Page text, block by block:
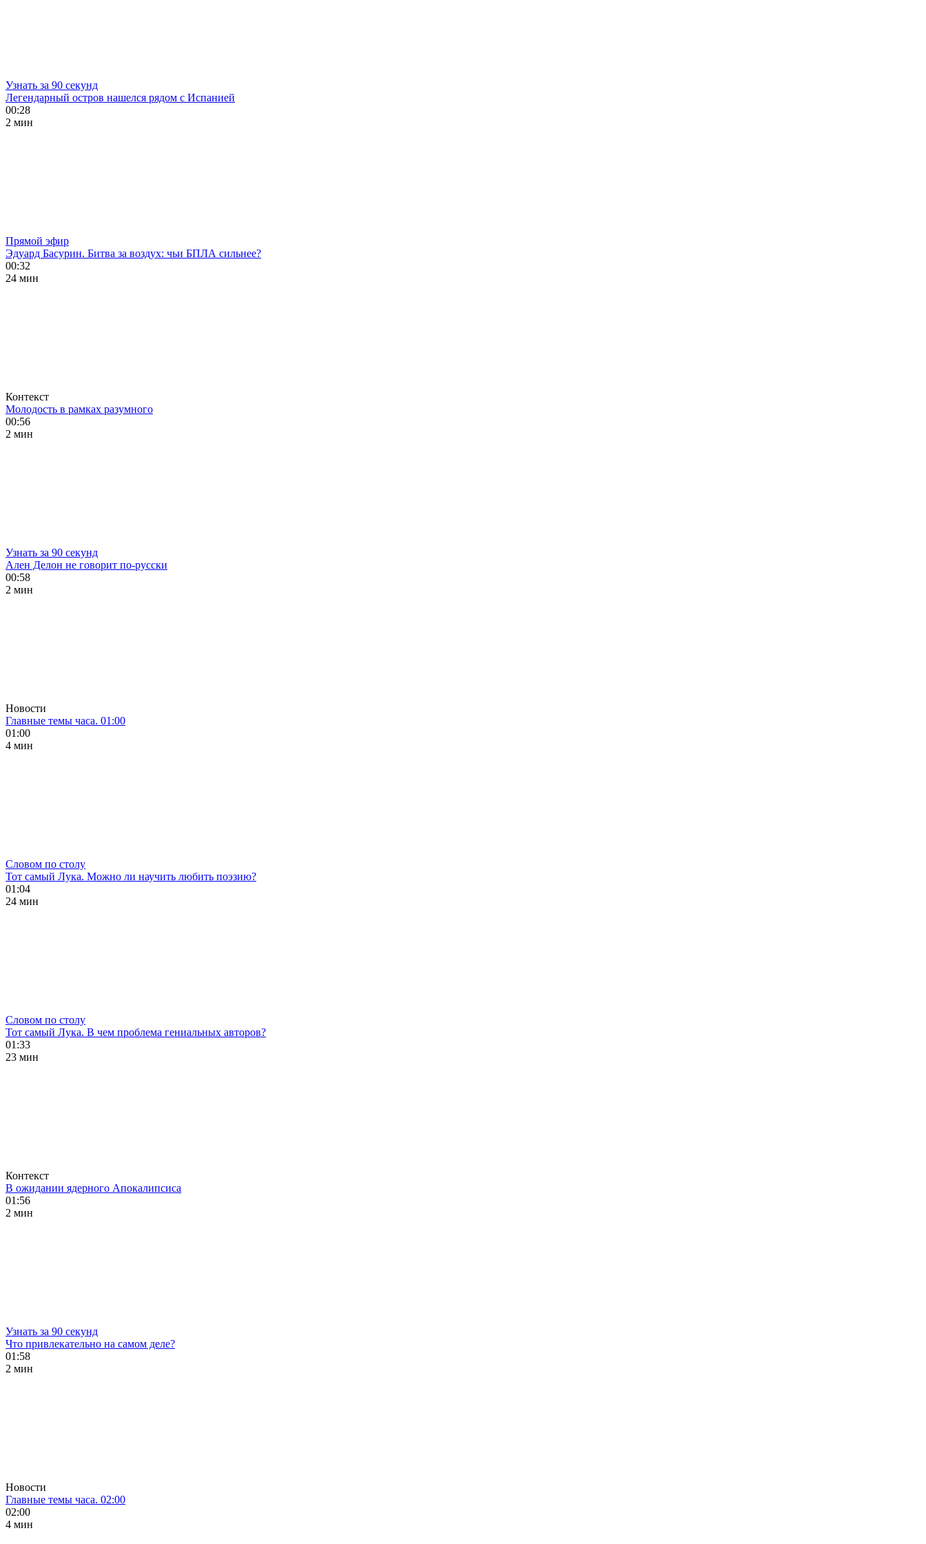
Узнать за 90 секунд
Легендарный остров нашелся рядом с Испанией
00:28
2 мин
Прямой эфир
Эдуард Басурин. Битва за воздух: чьи БПЛА сильнее?
00:32
24 мин
Контекст
Молодость в рамках разумного
00:56
2 мин
Узнать за 90 секунд
Ален Делон не говорит по-русски
00:58
2 мин
Новости
Главные темы часа. 01:00
01:00
4 мин
Словом по столу
Тот самый Лука. Можно ли научить любить поэзию?
01:04
24 мин
Словом по столу
Тот самый Лука. В чем проблема гениальных авторов?
01:33
23 мин
Контекст
В ожидании ядерного Апокалипсиса
01:56
2 мин
Узнать за 90 секунд
Что привлекательно на самом деле?
01:58
2 мин
Новости
Главные темы часа. 02:00
02:00
4 мин